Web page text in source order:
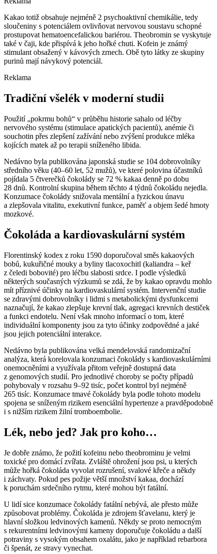
Kakao totiž obsahuje nejméně 2 psychoaktivní chemikálie, tedy
sloučeniny s potenciálem ovlivňovat nervovou soustavu schopné
prostupovat hematoencefalickou bariérou. Theobromin se vyskytuje
také v čaji, kde přispívá k jeho hořké chuti. Kofein je známý
stimulant obsažený v kávových zrnech. Obě tyto látky ze skupiny
purinů mají návykový potenciál.
Reklama
Tradiční všelék v moderní studii
Použití „pokrmu bohů“ v průběhu historie sahalo od léčby
nervového systému (stimulace apatických pacientů), anémie či
souchotin přes zlepšení zažívání nebo zvýšení produkce mléka
kojících matek až po terapii sníženého libida.
Nedávno byla publikována japonská studie se 104 dobrovolníky
středního věku (40–60 let, 52 mužů), ve které polovina účastníků
pojídala 5 čtverečků čokolády se 72 % kakaa denně po dobu
28 dnů. Kontrolní skupina během těchto 4 týdnů čokoládu nejedla.
Konzumace čokolády snižovala mentální a fyzickou únavu
a zlepšovala vitalitu, exekutivní funkce, paměť a objem šedé hmoty
mozkové.
Čokoláda a kardiovaskulární systém
Florentinský kodex z roku 1590 doporučoval směs kakaových
bobů, kukuřičné mouky a byliny tlacoxochitl (kaliandra –⁠ keř
z čeledi bobovité) pro léčbu slabosti srdce. I podle výsledků
některých současných výzkumů se zdá, že by kakao opravdu mohlo
mít příznivé účinky na kardiovaskulární systém. Intervenční studie
se zdravými dobrovolníky i lidmi s metabolickými dysfunkcemi
naznačují, že kakao zlepšuje krevní tlak, agregaci krevních destiček
a funkci endotelu. Není však mnoho informací o tom, které
individuální komponenty jsou za tyto účinky zodpovědné a jaké
jsou jejich potenciální interakce.
Nedávno byla publikována velká mendelovská randomizační
analýza, která korelovala konzumaci čokolády s kardiovaskulárními
onemocněními a využívala přitom veřejně dostupná data
z genomových studií. Pro jednotlivé choroby se počty případů
pohybovaly v rozsahu 9–92 tisíc, počet kontrol byl nejméně
265 tisíc. Konzumace tmavé čokolády byla podle tohoto modelu
spojena se sníženým rizikem esenciální hypertenze a pravděpodobně
i s nižším rizikem žilní tromboembolie.
Lék, nebo jed? Jak pro koho…
Je dobře známo, že požití kofeinu nebo theobrominu je velmi
toxické pro domácí zvířata. Zvláště ohrožení jsou psi, u kterých
může hořká čokoláda vyvolat rozrušení, svalové křeče a někdy
i záchvaty. Pokud pes požije větší množství kakaa, dochází
k poruchám srdečního rytmu, které mohou být fatální.
U lidí sice konzumace čokolády fatální nebývá, ale přesto může
způsobovat problémy. Čokoláda je zdrojem šťavelanu, který je
hlavní složkou ledvinových kamenů. Někdy se proto nemocným
s rekurentními ledvinovými kameny doporučuje čokoládu a další
potraviny s vysokým obsahem oxalátu, jako je například rebarbora
či špenát, ze stravy vynechat.